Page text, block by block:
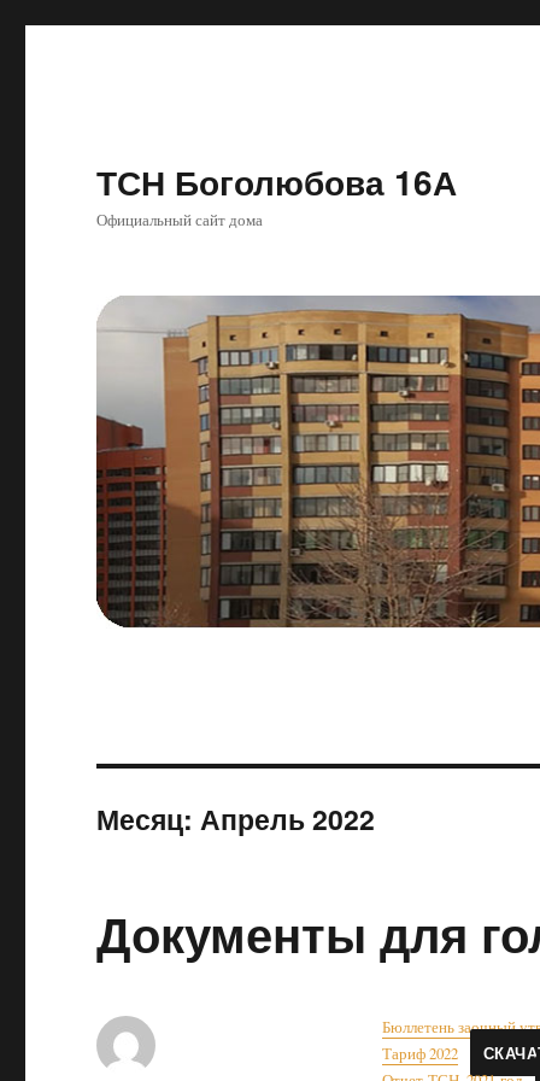
ТСН Боголюбова 16А
Официальный сайт дома
Месяц:Апрель 2022
Документы для
Бюллетень заочный
Тариф 2022